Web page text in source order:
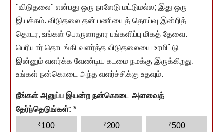
"விடுதலை" என்பது ஒரு நாளேடு மட்டுமல்ல; இது ஒரு
இயக்கம். விடுதலை தன் பணியைத் தொய்வு இன்றித்
தொடர, உங்கள் பொருளாதார பங்களிப்பு மிகத் தேவை.
பெரியார் தொடங்கி வளர்த்த விடுதலையை உரமிட்டு
இன்னும் வளர்க்க வேண்டிய கடமை நமக்கு இருக்கிறது.
உங்கள் நன்கொடை அந்த வளர்ச்சிக்கு உதவும்.
நீங்கள் அனுப்ப இயன்ற நன்கொடை அளவைத்
தேர்ந்தெடுங்கள்: *
₹100 ₹200 ₹500